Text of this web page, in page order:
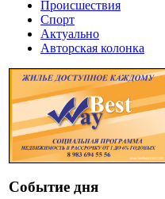
Происшествия
Спорт
Актуально
Авторская колонка
Событие дня